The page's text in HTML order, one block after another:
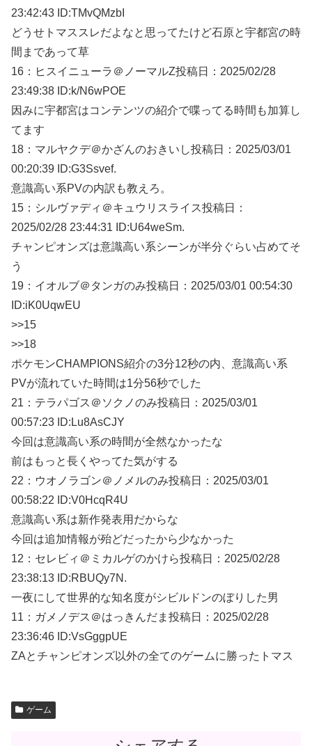
23:42:43 ID:TMvQMzbI
どうせトマススレだよなと思ってたけど石原と宇都宮の時
間まであって草
16： ヒスイニューラ＠ノーマルZ投稿日：2025/02/28
23:49:38 ID:k/N6wPOE
因みに宇都宮はコンテンツの紹介で喋ってる時間も加算し
てます
18： マルヤクデ＠かざんのおきいし投稿日：2025/03/01
00:20:39 ID:G3Ssvef.
意識高い系PVの内訳も教えろ。
15： シルヴァディ＠キュウリスライス投稿日：
2025/02/28 23:44:31 ID:U64weSm.
チャンピオンズは意識高い系シーンが半分ぐらい占めてそ
う
19： イオルブ＠タンガのみ投稿日：2025/03/01 00:54:30
ID:iK0UqwEU
>>15
>>18
ポケモンCHAMPIONS紹介の3分12秒の内、意識高い系
PVが流れていた時間は1分56秒でした
21： テラパゴス＠ソクノのみ投稿日：2025/03/01
00:57:23 ID:Lu8AsCJY
今回は意識高い系の時間が全然なかったな
前はもっと長くやってた気がする
22： ウオノラゴン＠ノメルのみ投稿日：2025/03/01
00:58:22 ID:V0HcqR4U
意識高い系は新作発表用だからな
今回は追加情報が殆どだったから少なかった
12： セレビィ＠ミカルゲのかけら投稿日：2025/02/28
23:38:13 ID:RBUQy7N.
一夜にして世界的な知名度がシビルドンのぼりした男
11： ガメノデス＠はっきんだま 投稿日：2025/02/28
23:36:46 ID:VsGggpUE
ZAとチャンピオンズ以外の全てのゲームに勝ったトマス
ゲーム